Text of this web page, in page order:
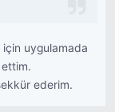
için uygulamada
ederim.